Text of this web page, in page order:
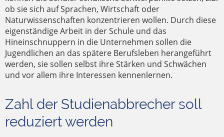
ob sie sich auf Sprachen, Wirtschaft oder
Naturwissenschaften konzentrieren wollen. Durch diese
eigenständige Arbeit in der Schule und das
Hineinschnuppern in die Unternehmen sollen die
Jugendlichen an das spätere Berufsleben herangeführt
werden, sie sollen selbst ihre Stärken und Schwächen
und vor allem ihre Interessen kennenlernen.
Zahl der Studienabbrecher soll
reduziert werden